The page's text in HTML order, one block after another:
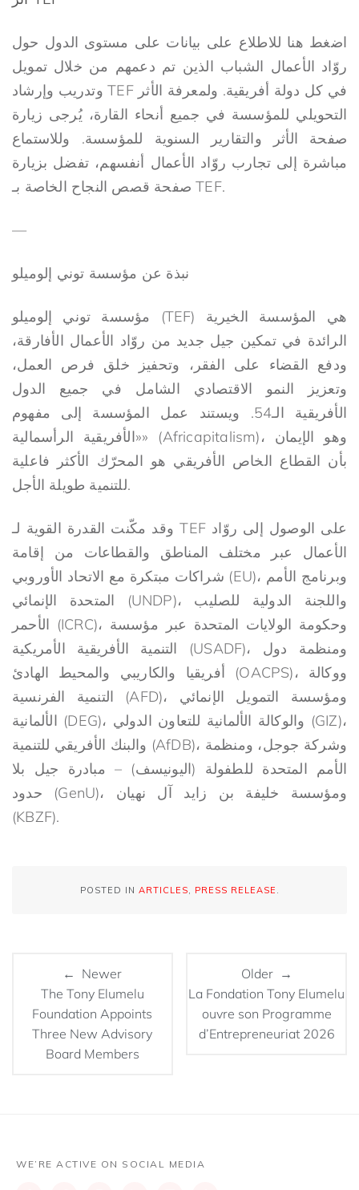
اضغط هنا للاطلاع على بيانات على مستوى الدول حول
روّاد الأعمال الشباب الذين تم دعمهم من خلال تمويل
وتدريب وإرشاد TEF في كل دولة أفريقية. ولمعرفة الأثر
التحويلي للمؤسسة في جميع أنحاء القارة، يُرجى زيارة
صفحة الأثر والتقارير السنوية للمؤسسة. وللاستماع
مباشرة إلى تجارب روّاد الأعمال أنفسهم، تفضل بزيارة
صفحة قصص النجاح الخاصة بـ TEF.
—
نبذة عن مؤسسة توني إلوميلو
مؤسسة توني إلوميلو (TEF) هي المؤسسة الخيرية
الرائدة في تمكين جيل جديد من روّاد الأعمال الأفارقة،
ودفع القضاء على الفقر، وتحفيز خلق فرص العمل،
وتعزيز النمو الاقتصادي الشامل في جميع الدول
الأفريقية الـ54. ويستند عمل المؤسسة إلى مفهوم
«الأفريقية الرأسمالية» (Africapitalism)، وهو الإيمان
بأن القطاع الخاص الأفريقي هو المحرّك الأكثر فاعلية
للتنمية طويلة الأجل.
وقد مكّنت القدرة القوية لـ TEF على الوصول إلى روّاد
الأعمال عبر مختلف المناطق والقطاعات من إقامة
شراكات مبتكرة مع الاتحاد الأوروبي (EU)، وبرنامج الأمم
المتحدة الإنمائي (UNDP)، واللجنة الدولية للصليب
الأحمر (ICRC)، وحكومة الولايات المتحدة عبر مؤسسة
التنمية الأفريقية الأمريكية (USADF)، ومنظمة دول
أفريقيا والكاريبي والمحيط الهادئ (OACPS)، ووكالة
التنمية الفرنسية (AFD)، ومؤسسة التمويل الإنمائي
الألمانية (DEG)، والوكالة الألمانية للتعاون الدولي (GIZ)،
والبنك الأفريقي للتنمية (AfDB)، وشركة جوجل، ومنظمة
الأمم المتحدة للطفولة (اليونيسف) – مبادرة جيل بلا
حدود (GenU)، ومؤسسة خليفة بن زايد آل نهيان
(KBZF).
POSTED IN ARTICLES, PRESS RELEASE .
← Newer
The Tony Elumelu
Foundation Appoints
Three New Advisory
Board Members
Older →
La Fondation Tony Elumelu
ouvre son Programme
d’Entrepreneuriat 2026
WE’RE ACTIVE ON SOCIAL MEDIA